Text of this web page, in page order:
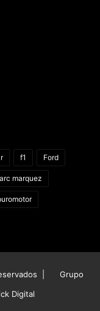
f1 Ford
marquez
|
Grupo
Digital